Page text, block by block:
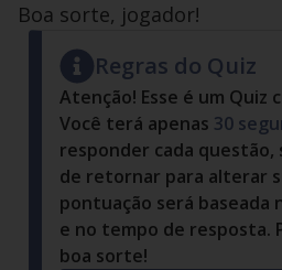
Boa sorte, jogador!
Regras do Quiz
Atenção! Esse é um Quiz
Você terá apenas 30
responder cada questão,
de retornar para alterar
pontuação será
e no tempo de resposta.
boa sorte!